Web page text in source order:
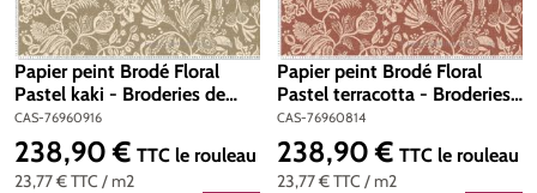
Papier peint Brodé Floral
Pastel kaki - Broderies de
Casamance | Réf. CAS-
76960916
CAS-76960916
23,77 €TTC / m2
Prix régulier :
238,90 € TTC le rouleau
Papier peint Brodé Floral
Pastel terracotta - Broderies
de Casamance | Réf. CAS-
76960814
CAS-76960814
23,77 €TTC / m2
Prix régulier :
238,90 € TTC le rouleau